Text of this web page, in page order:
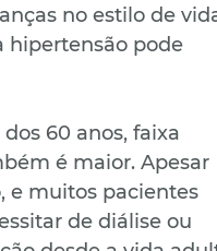
no estilo de
hipertensão pode
60 anos, faixa
é maior. Apesar
e muitos pacientes
de diálise ou